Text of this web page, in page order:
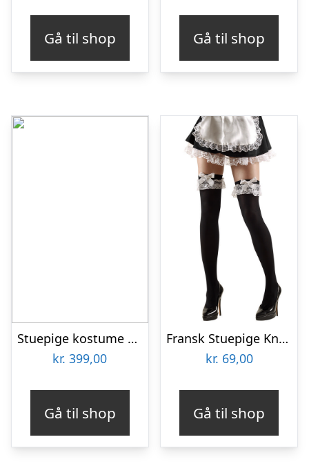
Gå til shop Gå til shop
Stuepige kostume French maid
kr. 399,00
Gå til shop
Fransk Stuepige Knæstrømper
kr. 69,00
Gå til shop